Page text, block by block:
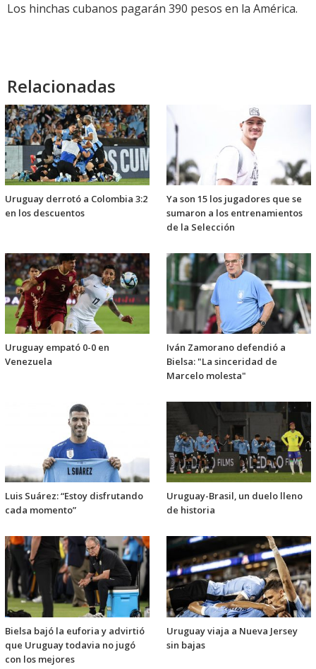
Los hinchas cubanos pagarán 390 pesos en la América.
Relacionadas
Uruguay derrotó a Colombia 3:2
en los descuentos
Ya son 15 los jugadores que se
sumaron a los entrenamientos
de la Selección
Uruguay empató 0-0 en
Venezuela
Iván Zamorano defendió a
Bielsa: "La sinceridad de
Marcelo molesta"
Luis Suárez: “Estoy disfrutando
cada momento”
Uruguay-Brasil, un duelo lleno
de historia
Bielsa bajó la euforia y advirtió
que Uruguay todavia no jugó
con los mejores
Uruguay viaja a Nueva Jersey
sin bajas